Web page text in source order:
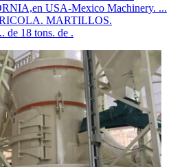
USA-Mexico Machinery. ...
MARTILLOS.
18 tons. de .